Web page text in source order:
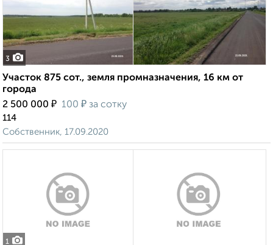
3
Участок 875 сот., земля промназначения, 16 км от
города
2 500 000 ₽ 100 ₽ за сотку
114
Собственник, 17.09.2020
1